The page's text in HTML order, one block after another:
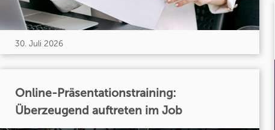
30. Juli 2026
Online-Präsentationstraining:
Überzeugend auftreten im Job